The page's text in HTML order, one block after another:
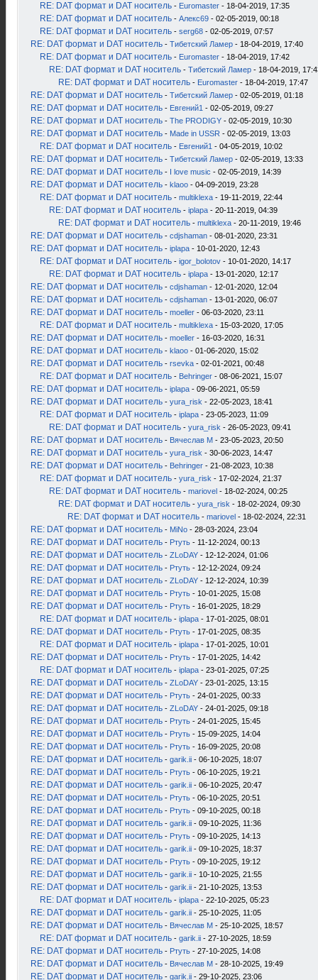
RE: DAT формат и DAT носитель - Euromaster - 18-04-2019, 17:35
RE: DAT формат и DAT носитель - Алекс69 - 02-05-2019, 00:18
RE: DAT формат и DAT носитель - serg68 - 02-05-2019, 07:57
RE: DAT формат и DAT носитель - Тибетский Ламер - 18-04-2019, 17:40
RE: DAT формат и DAT носитель - Euromaster - 18-04-2019, 17:42
RE: DAT формат и DAT носитель - Тибетский Ламер - 18-04-2019,
RE: DAT формат и DAT носитель - Euromaster - 18-04-2019, 17:47
RE: DAT формат и DAT носитель - Тибетский Ламер - 02-05-2019, 01:18
RE: DAT формат и DAT носитель - Евгений1 - 02-05-2019, 09:27
RE: DAT формат и DAT носитель - The PRODIGY - 02-05-2019, 10:30
RE: DAT формат и DAT носитель - Made in USSR - 02-05-2019, 13:03
RE: DAT формат и DAT носитель - Евгений1 - 04-05-2019, 10:02
RE: DAT формат и DAT носитель - Тибетский Ламер - 02-05-2019, 13:33
RE: DAT формат и DAT носитель - I love music - 02-05-2019, 14:39
RE: DAT формат и DAT носитель - klaoo - 04-09-2019, 23:28
RE: DAT формат и DAT носитель - multiklexa - 19-11-2019, 22:44
RE: DAT формат и DAT носитель - iplapa - 20-11-2019, 04:39
RE: DAT формат и DAT носитель - multiklexa - 20-11-2019, 19:46
RE: DAT формат и DAT носитель - cdjshaman - 08-01-2020, 23:31
RE: DAT формат и DAT носитель - iplapa - 10-01-2020, 12:43
RE: DAT формат и DAT носитель - igor_bolotov - 10-01-2020, 14:17
RE: DAT формат и DAT носитель - iplapa - 13-01-2020, 12:17
RE: DAT формат и DAT носитель - cdjshaman - 12-01-2020, 12:04
RE: DAT формат и DAT носитель - cdjshaman - 13-01-2020, 06:07
RE: DAT формат и DAT носитель - moeller - 06-03-2020, 23:11
RE: DAT формат и DAT носитель - multiklexa - 15-03-2020, 17:05
RE: DAT формат и DAT носитель - moeller - 16-03-2020, 16:31
RE: DAT формат и DAT носитель - klaoo - 01-06-2020, 15:02
RE: DAT формат и DAT носитель - rsevka - 02-01-2021, 00:48
RE: DAT формат и DAT носитель - Behringer - 08-06-2021, 15:07
RE: DAT формат и DAT носитель - iplapa - 09-06-2021, 05:59
RE: DAT формат и DAT носитель - yura_risk - 22-05-2023, 18:41
RE: DAT формат и DAT носитель - iplapa - 23-05-2023, 11:09
RE: DAT формат и DAT носитель - yura_risk - 26-05-2023, 09:41
RE: DAT формат и DAT носитель - Вячеслав М - 23-05-2023, 20:50
RE: DAT формат и DAT носитель - yura_risk - 30-06-2023, 14:47
RE: DAT формат и DAT носитель - Behringer - 21-08-2023, 10:38
RE: DAT формат и DAT носитель - yura_risk - 17-02-2024, 21:37
RE: DAT формат и DAT носитель - mariovel - 18-02-2024, 00:25
RE: DAT формат и DAT носитель - yura_risk - 18-02-2024, 09:30
RE: DAT формат и DAT носитель - mariovel - 18-02-2024, 22:31
RE: DAT формат и DAT носитель - MiNo - 28-03-2024, 23:04
RE: DAT формат и DAT носитель - Ртуть - 11-12-2024, 00:13
RE: DAT формат и DAT носитель - ZLoDAY - 12-12-2024, 01:06
RE: DAT формат и DAT носитель - Ртуть - 12-12-2024, 09:24
RE: DAT формат и DAT носитель - ZLoDAY - 12-12-2024, 10:39
RE: DAT формат и DAT носитель - Ртуть - 10-01-2025, 15:08
RE: DAT формат и DAT носитель - Ртуть - 16-01-2025, 18:29
RE: DAT формат и DAT носитель - iplapa - 17-01-2025, 08:01
RE: DAT формат и DAT носитель - Ртуть - 17-01-2025, 08:35
RE: DAT формат и DAT носитель - iplapa - 17-01-2025, 10:01
RE: DAT формат и DAT носитель - Ртуть - 17-01-2025, 14:42
RE: DAT формат и DAT носитель - iplapa - 23-01-2025, 07:25
RE: DAT формат и DAT носитель - ZLoDAY - 23-01-2025, 13:15
RE: DAT формат и DAT носитель - Ртуть - 24-01-2025, 00:33
RE: DAT формат и DAT носитель - ZLoDAY - 24-01-2025, 09:18
RE: DAT формат и DAT носитель - Ртуть - 24-01-2025, 15:45
RE: DAT формат и DAT носитель - Ртуть - 15-09-2025, 14:04
RE: DAT формат и DAT носитель - Ртуть - 16-09-2025, 20:08
RE: DAT формат и DAT носитель - garik.ii - 06-10-2025, 18:07
RE: DAT формат и DAT носитель - Ртуть - 06-10-2025, 19:21
RE: DAT формат и DAT носитель - garik.ii - 06-10-2025, 20:47
RE: DAT формат и DAT носитель - Ртуть - 06-10-2025, 20:51
RE: DAT формат и DAT носитель - Ртуть - 09-10-2025, 00:18
RE: DAT формат и DAT носитель - garik.ii - 09-10-2025, 11:36
RE: DAT формат и DAT носитель - Ртуть - 09-10-2025, 14:13
RE: DAT формат и DAT носитель - garik.ii - 09-10-2025, 18:37
RE: DAT формат и DAT носитель - Ртуть - 09-10-2025, 19:12
RE: DAT формат и DAT носитель - garik.ii - 10-10-2025, 21:55
RE: DAT формат и DAT носитель - garik.ii - 21-10-2025, 13:53
RE: DAT формат и DAT носитель - iplapa - 22-10-2025, 05:23
RE: DAT формат и DAT носитель - garik.ii - 25-10-2025, 11:05
RE: DAT формат и DAT носитель - Вячеслав М - 25-10-2025, 18:57
RE: DAT формат и DAT носитель - garik.ii - 27-10-2025, 18:59
RE: DAT формат и DAT носитель - Ртуть - 27-10-2025, 14:08
RE: DAT формат и DAT носитель - Вячеслав М - 28-10-2025, 19:49
RE: DAT формат и DAT носитель - garik.ii - 29-10-2025, 23:06